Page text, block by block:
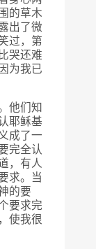
的草木
出了微
过，第
哭还难
为我已
他们知
耶稣基
成了一
完全认
，有人
求。当
的要
要求完
使我很